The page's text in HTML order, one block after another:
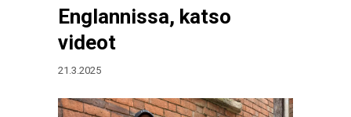
Englannissa, katso
videot
21.3.2025